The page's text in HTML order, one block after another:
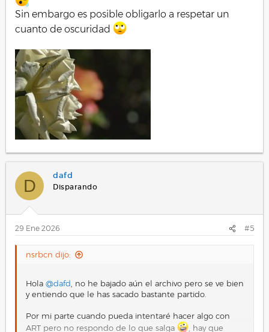
Sin embargo es posible obligarlo a respetar un
cuanto de oscuridad
D
dafd
Disparando
29 Ene 2026 #5
nsrbcn dijo:
Hola @dafd , no he bajado aún el archivo pero se ve bien
y entiendo que le has sacado bastante partido.
Por mi parte cuando pueda intentaré hacer algo con
ART pero no respondo de lo que salga
, hay que